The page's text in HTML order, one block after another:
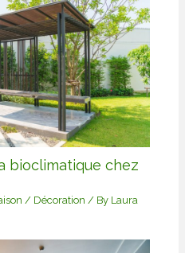
bioclimatique chez
/ Décoration / By Laura